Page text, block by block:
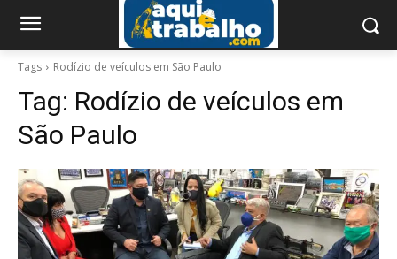
Tags Rodízio de veículos em São Paulo
Tag: Rodízio de veículos em
São Paulo